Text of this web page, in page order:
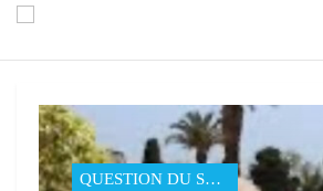
QUESTION DU SAHARA